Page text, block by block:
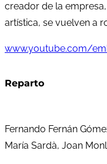
creador de la
artística, se vuelven a
www.youtube.com/
Reparto
Fernando Fernán
María Sardà, Joan